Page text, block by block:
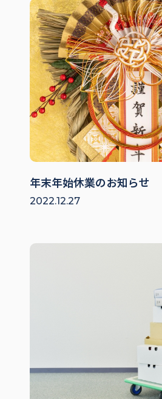
年末年始休業のお知らせ
2022.12.27